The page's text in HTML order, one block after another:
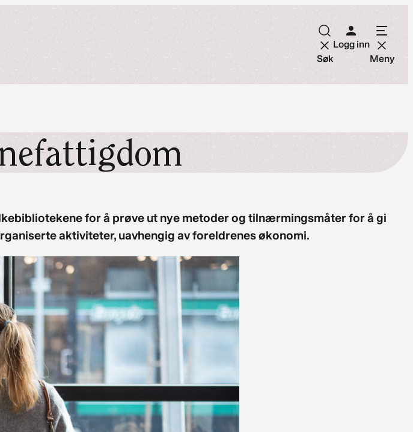
Søk
Logg inn
Meny
for å prøve ut nye metoder og tilnærmingsmåter for å gi
aktiviteter, uavhengig av foreldrenes økonomi.